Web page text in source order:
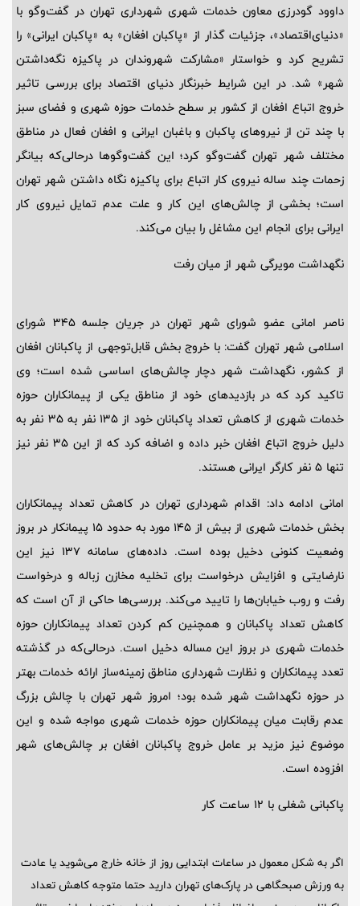
داوود گودرزی معاون خدمات شهری شهرداری تهران در گفت‌وگو با
«دنیای‌اقتصاد»، جزئیات گذار از «پاکبان افغان» به «پاکبان ایرانی» را
تشریح کرد و خواستار «مشارکت شهروندان در پاکیزه نگه‌داشتن
شهر» شد. در این شرایط خبرنگار دنیای اقتصاد برای بررسی تاثیر
خروج اتباع افغان از کشور بر سطح خدمات حوزه شهری و فضای سبز
با چند تن از نیروهای پاکبان و باغبان ایرانی و افغان فعال در مناطق
مختلف شهر تهران گفت‌وگو کرد؛ این گفت‌وگوها درحالی‌که بیانگر
زحمات چند ساله نیروی کار اتباع برای پاکیزه نگاه داشتن شهر تهران
است؛ بخشی از چالش‌های این کار و علت عدم تمایل نیروی کار
ایرانی برای انجام این مشاغل را بیان می‌کند.
نگهداشت مویرگی شهر از میان رفت
ناصر امانی عضو شورای شهر تهران در جریان جلسه 345 شورای
اسلامی شهر تهران گفت: با خروج بخش قابل‌توجهی از پاکبانان افغان
از کشور، نگهداشت شهر دچار چالش‌های اساسی شده است؛ وی
تاکید کرد که در بازدیدهای خود از مناطق یکی از پیمانکاران حوزه
خدمات شهری از کاهش تعداد پاکبانان خود از 135 نفر به 35 نفر به
دلیل خروج اتباع افغان خبر داده و اضافه کرد که از این 35 نفر نیز
تنها 5 نفر کارگر ایرانی هستند.
امانی ادامه داد: اقدام شهرداری تهران در کاهش تعداد پیمانکاران
بخش خدمات شهری از بیش از 145 مورد به حدود 15 پیمانکار در بروز
وضعیت کنونی دخیل بوده است. داده‌های سامانه 137 نیز این
نارضایتی و افزایش درخواست برای تخلیه مخازن زباله و درخواست
رفت‌ و روب خیابان‌ها را تایید می‌کند. بررسی‌ها حاکی از آن است که
کاهش تعداد پاکبانان و همچنین کم کردن تعداد پیمانکاران حوزه
خدمات شهری در بروز این مساله دخیل است. درحالی‌که در گذشته
تعدد پیمانکاران و نظارت شهرداری مناطق زمینه‌ساز ارائه خدمات بهتر
در حوزه نگهداشت شهر شده بود؛ امروز شهر تهران با چالش بزرگ
عدم رقابت میان پیمانکاران حوزه خدمات شهری مواجه شده و این
موضوع نیز مزید بر عامل خروج پاکبانان افغان بر چالش‌های شهر
افزوده است.
پاکبانی شغلی با 12 ساعت کار
اگر به شکل معمول در ساعات ابتدایی روز از خانه خارج می‌شوید یا عادت
به ورزش صبحگاهی در پارک‌های تهران دارید حتما متوجه کاهش تعداد